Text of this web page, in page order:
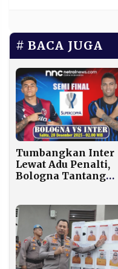
BACA JUGA
Tumbangkan Inter
Lewat Adu Penalti,
Bologna Tantang